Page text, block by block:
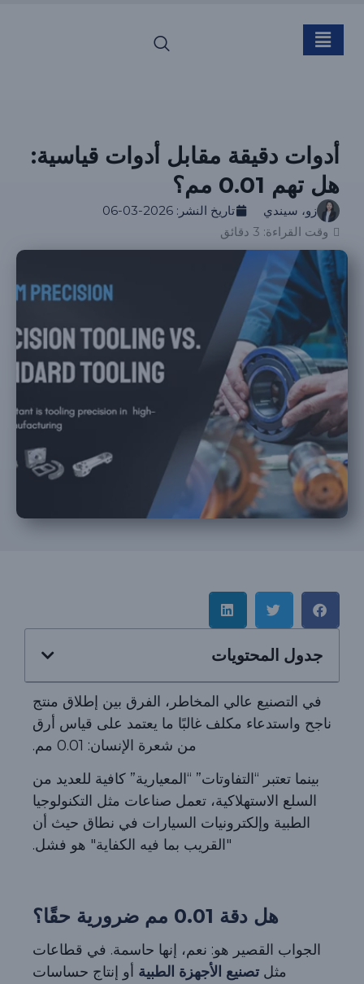
أدوات دقيقة مقابل أدوات قياسية:
هل تهم 0.01 مم؟
زو، سيندي تاريخ النشر: 2026-03-06
وقت القراءة: 3 دقائق
جدول المحتويات
في التصنيع عالي المخاطر، الفرق بين إطلاق منتج
ناجح واستدعاء مكلف غالبًا ما يعتمد على قياس أرق
من شعرة الإنسان: 0.01 مم.
بينما تعتبر “التفاوتات” “المعيارية” كافية للعديد من
السلع الاستهلاكية، تعمل صناعات مثل التكنولوجيا
الطبية وإلكترونيات السيارات في نطاق حيث أن
"القريب بما فيه الكفاية" هو فشل.
هل دقة 0.01 مم ضرورية حقًا؟
الجواب القصير هو: نعم، إنها حاسمة. في قطاعات
مثل تصنيع الأجهزة الطبية أو إنتاج حساسات